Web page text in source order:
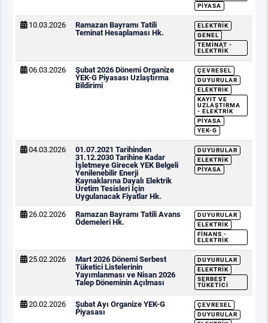
PIYASA
10.03.2026
Ramazan Bayramı Tatili
Teminat Hesaplaması Hk.
ELEKTRIK
GENEL
TEMINAT -
ELEKTRIK
06.03.2026
Şubat 2026 Dönemi Organize
YEK-G Piyasası Uzlaştırma
Bildirimi
ÇEVRESEL
DUYURULAR
ELEKTRIK
KAYIT VE
UZLAŞTIRMA
- ELEKTRIK
PIYASA
YEK-G
04.03.2026
01.07.2021 Tarihinden
31.12.2030 Tarihine Kadar
İşletmeye Girecek YEK Belgeli
Yenilenebilir Enerji
Kaynaklarına Dayalı Elektrik
Üretim Tesisleri İçin
Uygulanacak Fiyatlar Hk.
DUYURULAR
ELEKTRIK
PIYASA
26.02.2026
Ramazan Bayramı Tatili Avans
Ödemeleri Hk.
DUYURULAR
ELEKTRIK
FINANS -
ELEKTRIK
25.02.2026
Mart 2026 Dönemi Serbest
Tüketici Listelerinin
Yayımlanması ve Nisan 2026
Talep Döneminin Açılması
DUYURULAR
ELEKTRIK
SERBEST
TÜKETICI
20.02.2026
Şubat Ayı Organize YEK-G
Piyasası
ÇEVRESEL
DUYURULAR